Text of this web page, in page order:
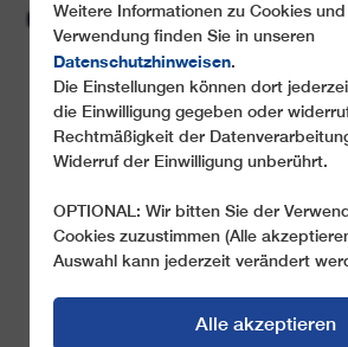
DIE
LEITNER
Das Beste aus zwei
Weitere Informationen zu Cookies
Verwendung finden Sie in unseren
Datenschutzhinweisen.
Die Einstellungen können dort
die Einwilligung gegeben oder
Rechtmäßigkeit der
Widerruf der Einwilligung unberührt.
OPTIONAL: Wir bitten Sie der
Cookies zuzustimmen (Alle
Auswahl kann jederzeit verändert
Alle akzeptieren